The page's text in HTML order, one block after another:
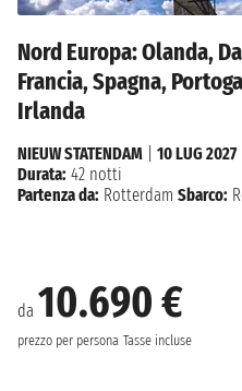
Nord Europa: Olanda,
Francia, Spagna,
Irlanda
da 10.690 €
prezzo per persona Tasse incluse
NIEUW STATENDAM
10 LUG 2027
Durata: 42 notti
Partenza da: Rotterdam Sbarco: